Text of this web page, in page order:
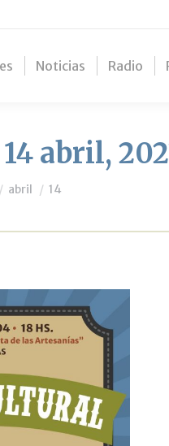
Noticias Radio
14 abril,
abril 14